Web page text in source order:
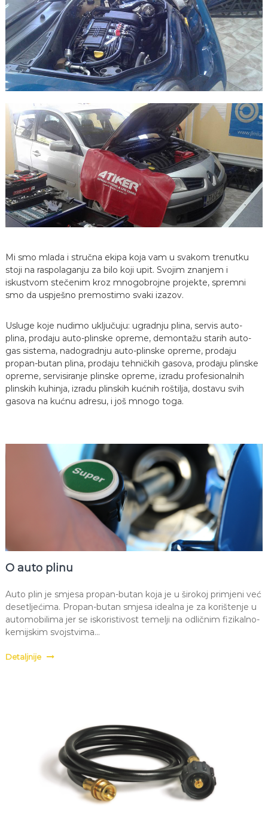
Mi smo mlada i stručna ekipa koja vam u svakom trenutku
stoji na raspolaganju za bilo koji upit. Svojim znanjem i
iskustvom stečenim kroz mnogobrojne projekte, spremni
smo da uspješno premostimo svaki izazov.
Usluge koje nudimo uključuju: ugradnju plina, servis auto-
plina, prodaju auto-plinske opreme, demontažu starih auto-
gas sistema, nadogradnju auto-plinske opreme, prodaju
propan-butan plina, prodaju tehničkih gasova, prodaju plinske
opreme, servisiranje plinske opreme, izradu profesionalnih
plinskih kuhinja, izradu plinskih kućnih roštilja, dostavu svih
gasova na kućnu adresu, i još mnogo toga.
O auto plinu
Auto plin je smjesa propan-butan koja je u širokoj primjeni već
desetljećima. Propan-butan smjesa idealna je za korištenje u
automobilima jer se iskoristivost temelji na odličnim fizikalno-
kemijskim svojstvima...
Detaljnije